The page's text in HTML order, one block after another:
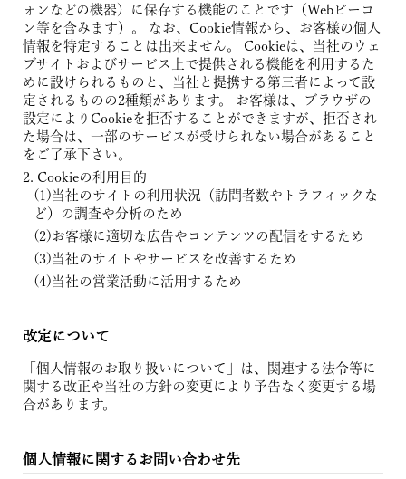
ォンなどの機器）に保存する機能のことです（Webビーコ
ン等を含みます）。 なお、Cookie情報から、お客様の個人
情報を特定することは出来ません。 Cookieは、当社のウェ
ブサイトおよびサービス上で提供される機能を利用するた
めに設けられるものと、当社と提携する第三者によって設
定されるものの2種類があります。 お客様は、ブラウザの
設定によりCookieを拒否することができますが、拒否され
た場合は、一部のサービスが受けられない場合があること
をご了承下さい。
Cookieの利用目的
当社のサイトの利用状況（訪問者数やトラフィックな
ど）の調査や分析のため
お客様に適切な広告やコンテンツの配信をするため
当社のサイトやサービスを改善するため
当社の営業活動に活用するため
改定について
「個人情報のお取り扱いについて」は、関連する法令等に
関する改正や当社の方針の変更により予告なく変更する場
合があります。
個人情報に関するお問い合わせ先